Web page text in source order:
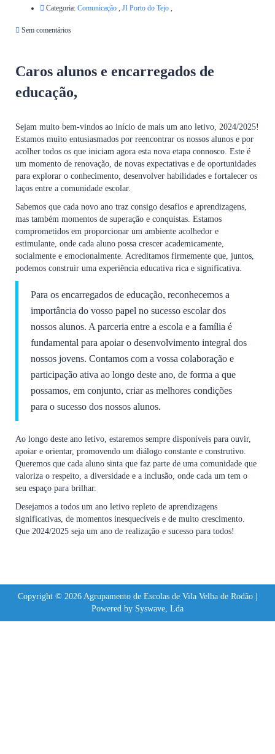
Categoria: Comunicação , JI Porto do Tejo ,
Sem comentários
Caros alunos e encarregados de
educação,
Sejam muito bem-vindos ao início de mais um ano letivo, 2024/2025!
Estamos muito entusiasmados por reencontrar os nossos alunos e por
acolher todos os que iniciam agora esta nova etapa connosco. Este é
um momento de renovação, de novas expectativas e de oportunidades
para explorar o conhecimento, desenvolver habilidades e fortalecer os
laços entre a comunidade escolar.
Sabemos que cada novo ano traz consigo desafios e aprendizagens,
mas também momentos de superação e conquistas. Estamos
comprometidos em proporcionar um ambiente acolhedor e
estimulante, onde cada aluno possa crescer academicamente,
socialmente e emocionalmente. Acreditamos firmemente que, juntos,
podemos construir uma experiência educativa rica e significativa.
Para os encarregados de educação, reconhecemos a
importância do vosso papel no sucesso escolar dos
nossos alunos. A parceria entre a escola e a família é
fundamental para apoiar o desenvolvimento integral dos
nossos jovens. Contamos com a vossa colaboração e
participação ativa ao longo deste ano, de forma a que
possamos, em conjunto, criar as melhores condições
para o sucesso dos nossos alunos.
Ao longo deste ano letivo, estaremos sempre disponíveis para ouvir,
apoiar e orientar, promovendo um diálogo constante e construtivo.
Queremos que cada aluno sinta que faz parte de uma comunidade que
valoriza o respeito, a diversidade e a inclusão, onde cada um tem o
seu espaço para brilhar.
Desejamos a todos um ano letivo repleto de aprendizagens
significativas, de momentos inesquecíveis e de muito crescimento.
Que 2024/2025 seja um ano de realização e sucesso para todos!
Copyright © 2026 Agrupamento de Escolas de Vila Velha de Rodão |
Powered by Syswave, Lda